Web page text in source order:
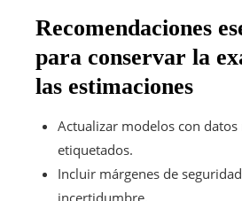
Recomendaciones
para conservar la
las estimaciones
Actualizar modelos con datos
etiquetados.
Incluir márgenes de